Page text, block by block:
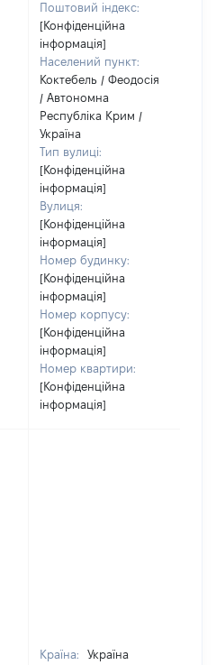
Поштовий індекс:
[Конфіденційна
інформація]
Населений пункт:
Коктебель / Феодосія
/ Автономна
Республіка Крим /
Україна
Тип вулиці:
[Конфіденційна
інформація]
Вулиця:
[Конфіденційна
інформація]
Номер будинку:
[Конфіденційна
інформація]
Номер корпусу:
[Конфіденційна
інформація]
Номер квартири:
[Конфіденційна
інформація]
Країна:
Україна